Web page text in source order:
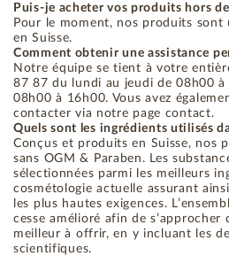
Puis-je acheter vos produits hors de
Pour le moment, nos produits sont
en Suisse.
Comment obtenir une assistance
Notre équipe se tient à votre
87 87 du lundi au jeudi de 08h00
08h00 à 16h00. Vous avez
contacter via notre page contact.
Quels sont les ingrédients utilisés
Conçus et produits en Suisse, nos
sans OGM & Paraben. Les
sélectionnées parmi les meilleurs
cosmétologie actuelle assurant
les plus hautes exigences.
cesse amélioré afin de s’approcher
meilleur à offrir, en y incluant les
scientifiques.